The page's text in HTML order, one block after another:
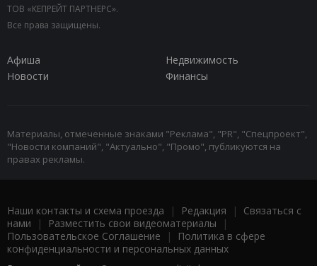
ТОВ «КЕПРЕЙТ ПАРТНЕРС».
Все права защищены.
Афиша
Недвижимость
Новости
Финансы
Материалы, отмеченные знаками "Реклама", "PR", "Спецпроект",
"Новости компаний", "Актуально", "Промо", публикуются на
правах рекламы.
Наши контакты и схема проезда | Редакция | Связаться с
нами | Разместить свои видеоматериалы |
Пользовательское Соглашение |
Политика в сфере
конфиденциальности и персональных данных